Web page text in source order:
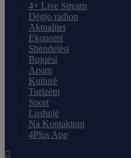
4+ Live Stream
Dëgjo radion
Aktualitet
Ekonomi
Shëndetësi
Bujqësi
Arsim
Kulturë
Turizëm
Sport
Lushnjë
Na Kontaktoni
4Plus App